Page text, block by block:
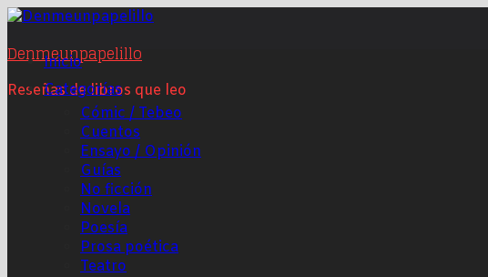
Saltar
contenido
Denmeunpapelillo
Reseñas de libros que leo
Inicio
Categorías
Cómic / Tebeo
Cuentos
Ensayo / Opinión
Guías
No ficción
Novela
Poesía
Prosa poética
Teatro